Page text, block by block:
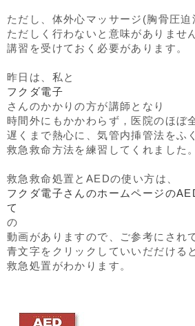
ただし、体外心マッサージ(胸骨圧
ただしく行わないと意味がありませ
講習を受けておく必要があります。
昨日は、私と
フクダ電子
さんのかかりの方が講師となり
時間外にもかかわらず，医院のほぼ
遅くまで熱心に、気管内挿管法をふ
救急救命方法を練習してくれました。
救急救命処置とAEDの使い方は、
フクダ電子さんのホームページの
て
の
動画がありますので、ご参考にされ
青文字をクリックしていいだだける
救急処置がわかります。